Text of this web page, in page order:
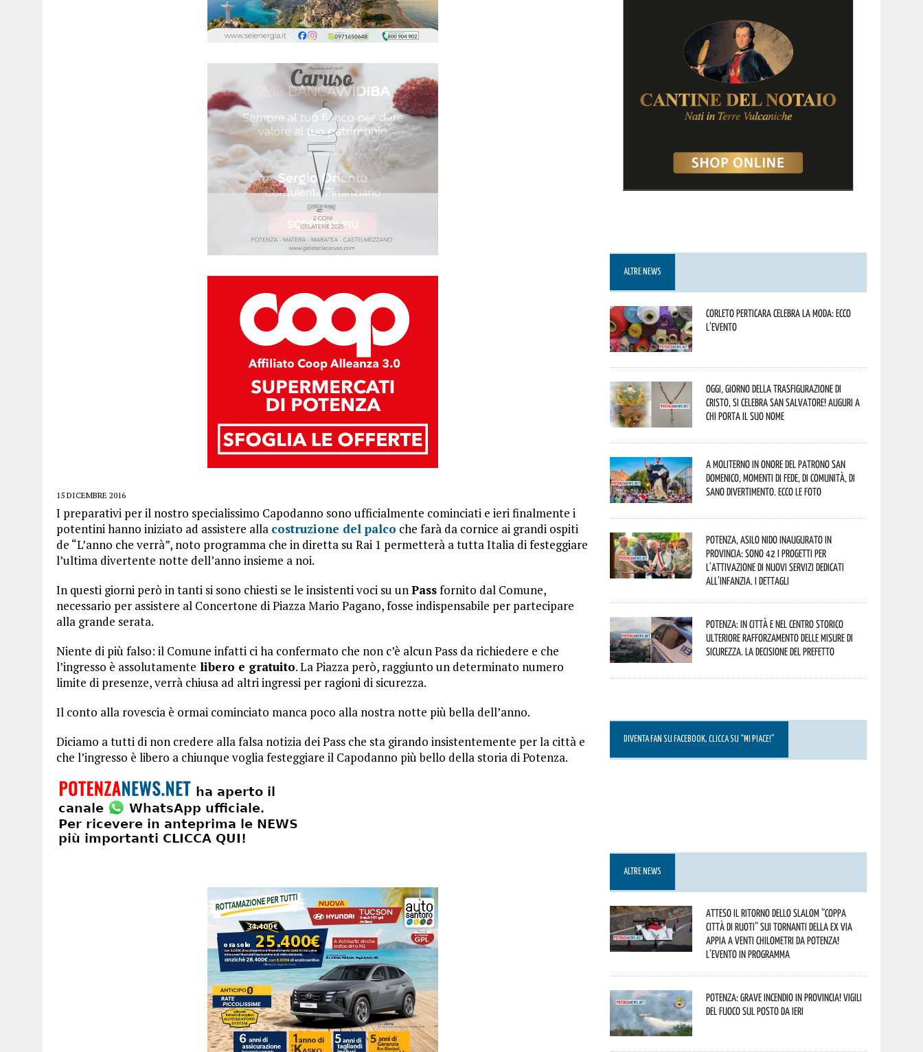
15 DICEMBRE 2016
I preparativi per il nostro specialissimo Capodanno sono ufficialmente cominciati e ieri finalmente i
potentini hanno iniziato ad assistere alla costruzione del palco che farà da cornice ai grandi ospiti
de “L’anno che verrà”, noto programma che in diretta su Rai 1 permetterà a tutta Italia di festeggiare
l’ultima divertente notte dell’anno insieme a noi.
In questi giorni però in tanti si sono chiesti se le insistenti voci su unPassfornito dal Comune,
necessario per assistere al Concertone di Piazza Mario Pagano, fosse indispensabile per partecipare
alla grande serata.
Niente di più falso: il Comune infatti ci ha confermato che non c’è alcun Pass da richiedere e che
l’ingresso è assolutamente libero e gratuito. La Piazza però, raggiunto un determinato numero
limite di presenze, verrà chiusa ad altri ingressi per ragioni di sicurezza.
Il conto alla rovescia è ormai cominciato manca poco alla nostra notte più bella dell’anno.
Diciamo a tutti di non credere alla falsa notizia dei Pass che sta girando insistentemente per la città e
che l’ingresso è libero a chiunque voglia festeggiare il Capodanno più bello della storia di Potenza.
ALTRE NEWS
Corleto Perticara celebra la moda: ecco
l’evento
Oggi, giorno della Trasfigurazione di
Cristo, si celebra San Salvatore! Auguri a
chi porta il suo nome
A Moliterno in onore del Patrono San
Domenico, momenti di fede, di comunità, di
sano divertimento. Ecco le foto
Potenza, asilo nido inaugurato in
provincia: sono 42 i progetti per
l’attivazione di nuovi servizi dedicati
all’infanzia. I dettagli
Potenza: in città e nel centro storico
ulteriore rafforzamento delle misure di
sicurezza. La decisione del Prefetto
DIVENTA FAN SU FACEBOOK, CLICCA SU “MI PIACE!”
ALTRE NEWS
Atteso il ritorno dello slalom “Coppa
Città di Ruoti” sui tornanti della ex via
Appia a venti chilometri da Potenza!
L’evento in programma
Potenza: grave incendio in Provincia! Vigili
del fuoco sul posto da ieri